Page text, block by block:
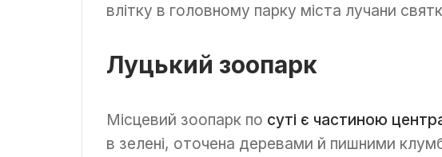
влітку в головному парку міста лучани
Луцький зоопарк
Місцевий зоопарк по суті є частиною
в зелені, оточена деревами й пишними